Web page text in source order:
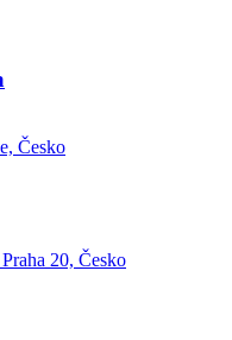
Česko
20, Česko